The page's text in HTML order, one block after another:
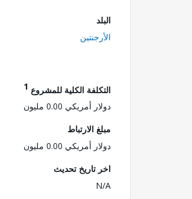
البلد
الأرجنتين
التكلفة الكلية للمشروع 1
دولار أمريكي 0.00 مليون
مبلغ الارتباط
دولار أمريكي 0.00 مليون
اخر تاريخ تحديث
N/A